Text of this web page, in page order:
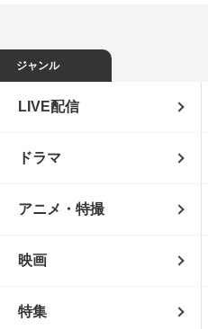
ジャンル
LIVE配信
ドラマ
アニメ・特撮
映画
特集